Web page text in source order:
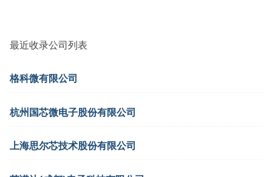
最近收录公司列表
格科微有限公司
杭州国芯微电子股份有限公司
上海思尔芯技术股份有限公司